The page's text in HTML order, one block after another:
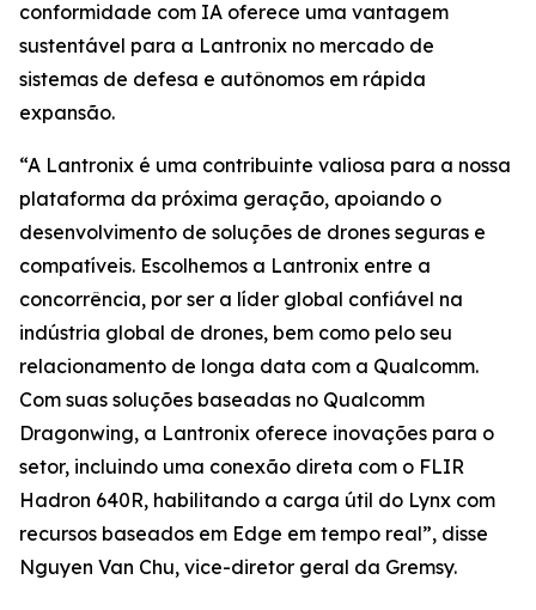
conformidade com IA oferece uma vantagem
sustentável para a Lantronix no mercado de
sistemas de defesa e autônomos em rápida
expansão.
“A Lantronix é uma contribuinte valiosa para a nossa
plataforma da próxima geração, apoiando o
desenvolvimento de soluções de drones seguras e
compatíveis. Escolhemos a Lantronix entre a
concorrência, por ser a líder global confiável na
indústria global de drones, bem como pelo seu
relacionamento de longa data com a Qualcomm.
Com suas soluções baseadas no Qualcomm
Dragonwing, a Lantronix oferece inovações para o
setor, incluindo uma conexão direta com o FLIR
Hadron 640R, habilitando a carga útil do Lynx com
recursos baseados em Edge em tempo real”, disse
Nguyen Van Chu, vice-diretor geral da Gremsy.